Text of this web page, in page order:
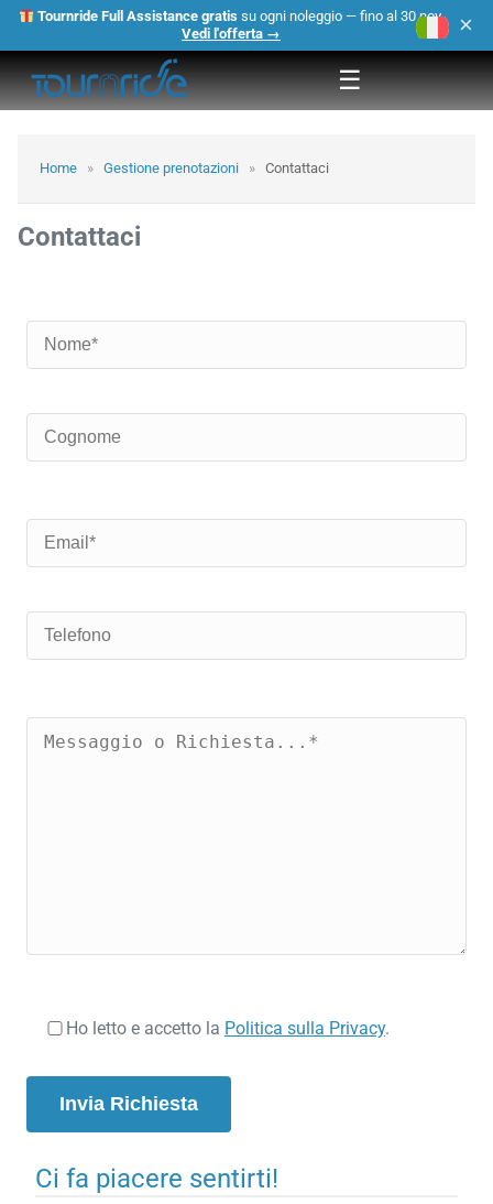
Tournride Full Assistance gratis su ogni noleggio — fino al 30 nov.
Vedi l'offerta →
×
☰
Home » Gestione prenotazioni » Contattaci
Contattaci
Ho letto e accetto la Politica sulla Privacy.
Ci fa piacere sentirti!